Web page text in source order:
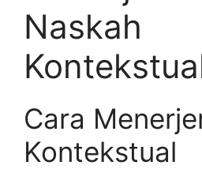
Naskah
Cara
Kontekstual